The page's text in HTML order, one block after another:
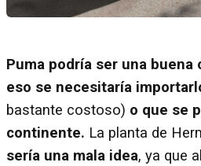
Puma podría ser una buena
eso se necesitaría
bastante costoso) o que se
continente. La planta de
sería una mala idea, ya que